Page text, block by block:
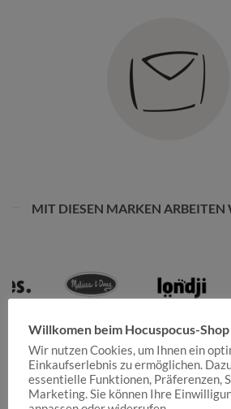
MIT DIESEN MARKEN
Willkomen beim Hocuspocus-Shop
Wir nutzen Cookies, um Ihnen ein
Einkaufserlebnis zu ermöglichen.
essentielle Funktionen, Präferenzen,
Marketing. Sie können Ihre